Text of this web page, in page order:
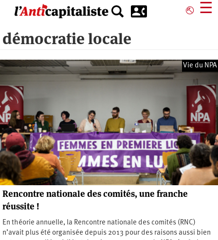
principal
⎋ ☰
démocratie locale
Vie du NPA
Rencontre nationale des comités, une franche
réussite !
En théorie annuelle, la Rencontre nationale des comités (RNC)
n’avait plus été organisée depuis 2013 pour des raisons aussi bien